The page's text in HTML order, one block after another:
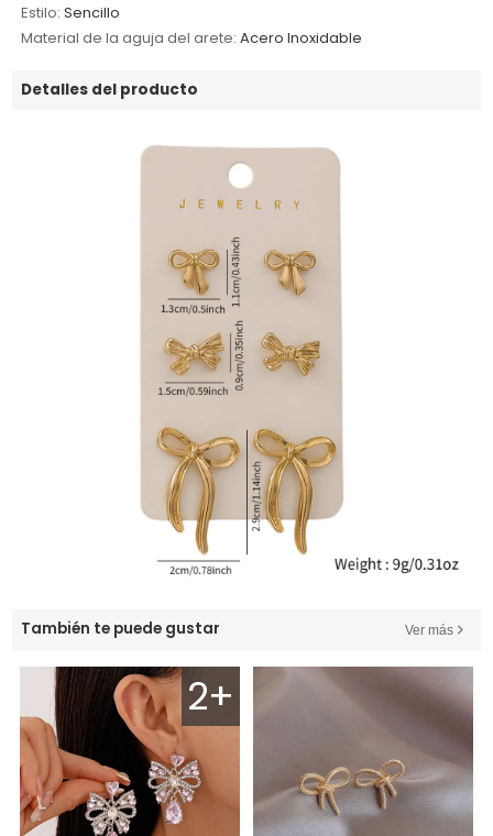
Estilo: Sencillo
Material de la aguja del arete: Acero Inoxidable
Detalles del producto
También te puede gustar Ver más
2+